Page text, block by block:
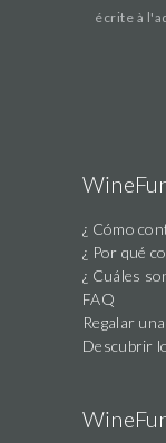
écrite à
this
field
¿ Cómo
¿ Por qué
¿ Cuáles
FAQ
Regalar
Descubrir